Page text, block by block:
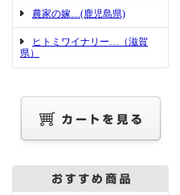
農家の嫁…(鹿児島県)
ヒトミワイナリー…（滋賀
県）